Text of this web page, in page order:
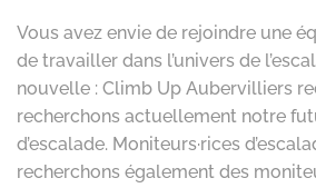
Vous avez envie de rejoindre une
de travailler dans l’univers de
nouvelle : Climb Up Aubervilliers
recherchons actuellement notre
d’escalade. Moniteurs·rices
recherchons également des